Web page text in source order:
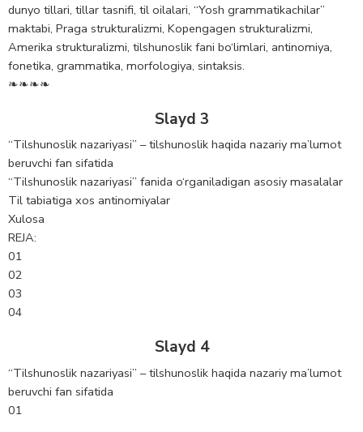
dunyo tillari, tillar tasnifi, til oilalari, “Yosh grammatikachilar”
maktabi, Praga strukturalizmi, Kopengagen strukturalizmi,
Amerika strukturalizmi, tilshunoslik fani bo‘limlari, antinomiya,
fonetika, grammatika, morfologiya, sintaksis.
❧❧❧❧
Slayd 3
“Tilshunoslik nazariyasi” – tilshunoslik haqida nazariy ma’lumot
beruvchi fan sifatida
“Tilshunoslik nazariyasi” fanida o‘rganiladigan asosiy masalalar
Til tabiatiga xos antinomiyalar
Xulosa
REJA:
01
02
03
04
Slayd 4
“Tilshunoslik nazariyasi” – tilshunoslik haqida nazariy ma’lumot
beruvchi fan sifatida
01